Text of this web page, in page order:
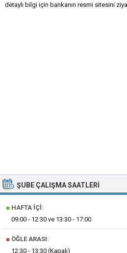
detaylı bilgi için bankanın resmi sitesini
ŞUBE ÇALIŞMA SAATLERI
■ HAFTA İÇI:
09:00 - 12:30 ve 13:30 - 17:00
■ ÖĞLE ARASI:
12:30 - 13:30 (Kapalı)